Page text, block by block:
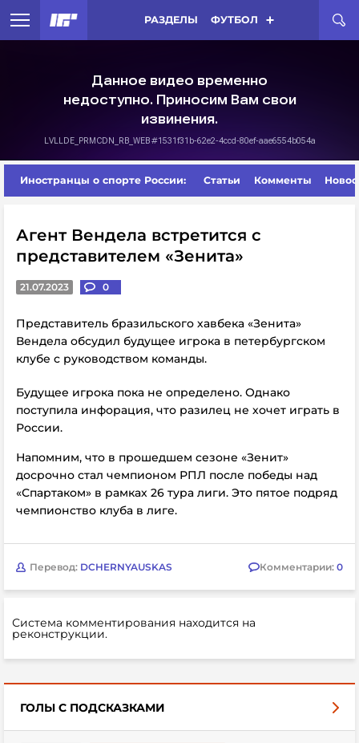
РАЗДЕЛЫ ФУТБОЛ
Иностранцы о спорте России: Статьи Комменты
Агент Вендела встретится с
представителем «Зенита»
21.07.2023 0
Представитель бразильского хавбека «Зенита»
Вендела обсудил будущее игрока в петербургском
клубе с руководством команды.
Будущее игрока пока не определено. Однако
поступила инфорация, что разилец не хочет играть в
России.
Напомним, что в прошедшем сезоне «Зенит»
досрочно стал чемпионом РПЛ после победы над
«Спартаком» в рамках 26 тура лиги. Это пятое подряд
чемпионство клуба в лиге.
Перевод: DCHERNYAUSKAS Комментарии: 0
Система комментирования находится на
реконструкции.
ГОЛЫ С ПОДСКАЗКАМИ